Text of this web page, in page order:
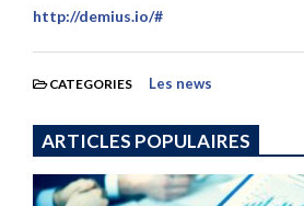
http://demius.io/#
CATEGORIES Les news
ARTICLES POPULAIRES